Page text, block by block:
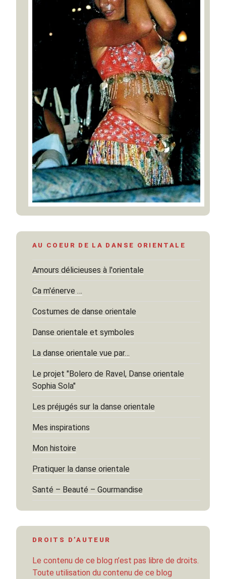
AU COEUR DE LA DANSE ORIENTALE
Amours délicieuses à l'orientale
Ca m'énerve …
Costumes de danse orientale
Danse orientale et symboles
La danse orientale vue par…
Le projet "Bolero de Ravel, Danse orientale
Sophia Sola"
Les préjugés sur la danse orientale
Mes inspirations
Mon histoire
Pratiquer la danse orientale
Santé – Beauté – Gourmandise
DROITS D’AUTEUR
Le contenu de ce blog n’est pas libre de droits.
Toute utilisation du contenu de ce blog